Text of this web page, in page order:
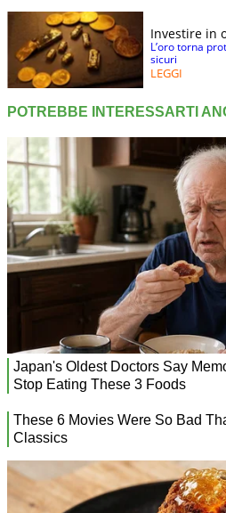
Investire in
L’oro torna
sicuri
LEGGI